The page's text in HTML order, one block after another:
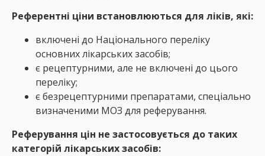
Референтні ціни встановлюються для ліків, які:
включені до Національного переліку
основних лікарських засобів;
є рецептурними, але не включені до цього
переліку;
є безрецептурними препаратами, спеціально
визначеними МОЗ для реферування.
Реферування цін не застосовується до таких
категорій лікарських засобів: